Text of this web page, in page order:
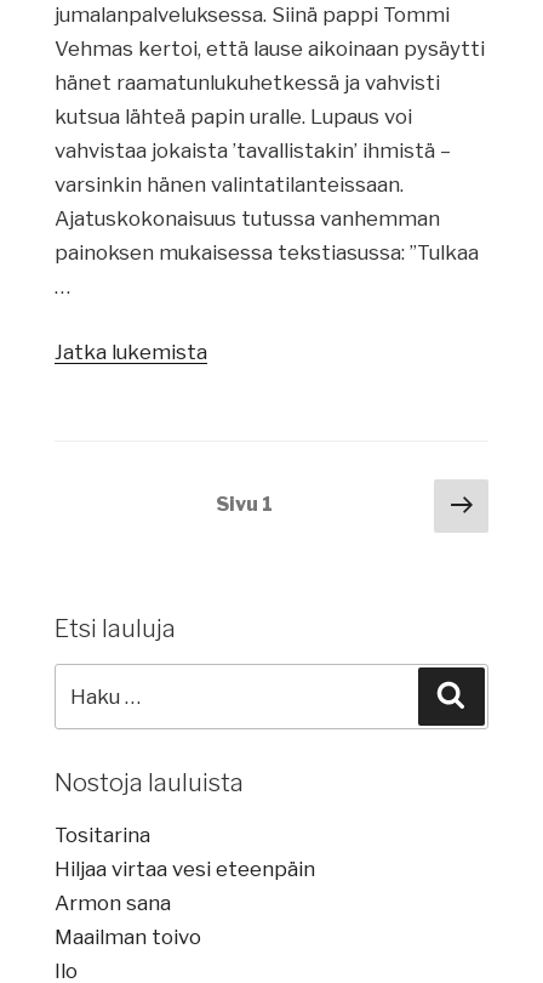
jumalanpalveluksessa. Siinä pappi Tommi
Vehmas kertoi, että lause aikoinaan pysäytti
hänet raamatunlukuhetkessä ja vahvisti
kutsua lähteä papin uralle. Lupaus voi
vahvistaa jokaista ’tavallistakin’ ihmistä –
varsinkin hänen valintatilanteissaan.
Ajatuskokonaisuus tutussa vanhemman
painoksen mukaisessa tekstiasussa: ”Tulkaa
…
Jatka lukemista”Lupausten
Sivu 1
sivu
Etsi lauluja
Nostoja lauluista
Tositarina
Hiljaa virtaa vesi eteenpäin
Armon sana
Maailman toivo
Ilo